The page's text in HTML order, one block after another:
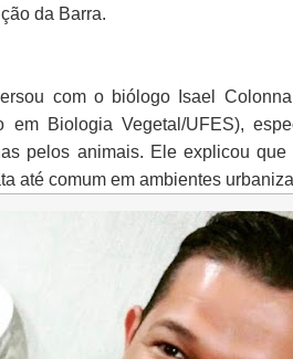
da Barra.
com o biólogo Isael
em Biologia Vegetal/UFES),
pelos animais. Ele explicou que
até comum em ambientes